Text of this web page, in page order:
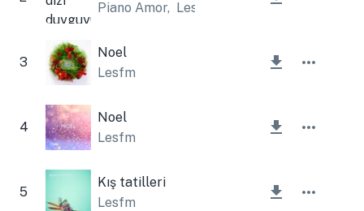
Piano Amor, Lesfm
3
Noel
Lesfm
4
Noel
Lesfm
5
Kış tatilleri
Lesfm